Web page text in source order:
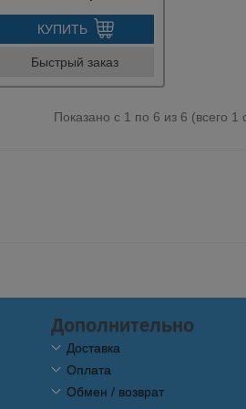
КУПИТЬ
Быстрый заказ
Показано с 1 по 6 из 6 (всего 1
Дополнительно
Доставка
Оплата
Обмен / возврат